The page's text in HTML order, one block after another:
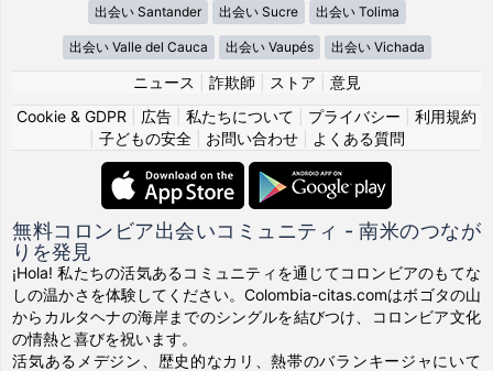
出会い Santander 出会い Sucre 出会い Tolima
出会い Valle del Cauca 出会い Vaupés 出会い Vichada
ニュース 詐欺師 ストア
意見
Cookie & GDPR
広告 私たちについて プライバシー
利用規約
子どもの安全| お問い合わせ| よくある質問
無料コロンビア出会いコミュニティ - 南米のつなが
りを発見
¡Hola! 私たちの活気あるコミュニティを通じてコロンビアのもてな
しの温かさを体験してください。Colombia-citas.comはボゴタの山
からカルタヘナの海岸までのシングルを結びつけ、コロンビア文化
の情熱と喜びを祝います。
活気あるメデジン、歴史的なカリ、熱帯のバランキージャにいて